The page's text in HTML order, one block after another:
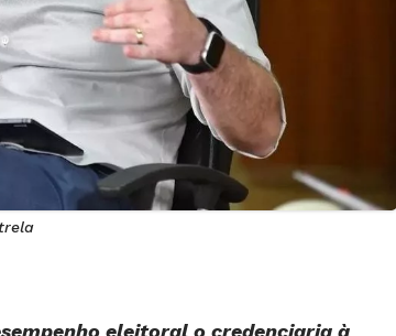
eleitoral o credenciaria à